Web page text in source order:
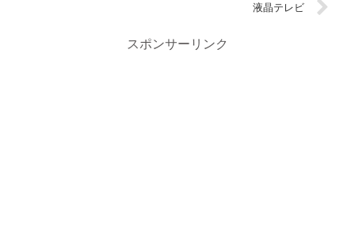
液晶テレビ
スポンサーリンク